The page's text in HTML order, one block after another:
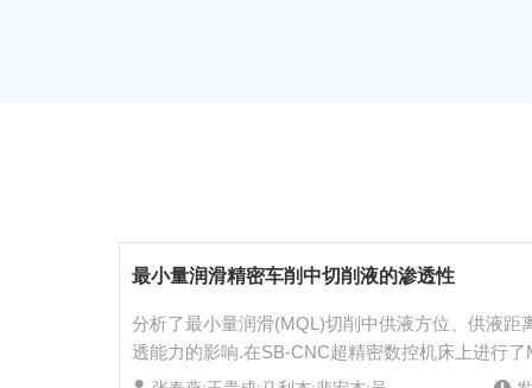
最小量润滑精密车削中切削液的渗透性
分析了最小量润滑(MQL)切削中供液方位、供液距
透能力的影响.在SB-CNC超精密数控机床上进行
验,通过对切削力、表面粗糙度和切屑形态的研究